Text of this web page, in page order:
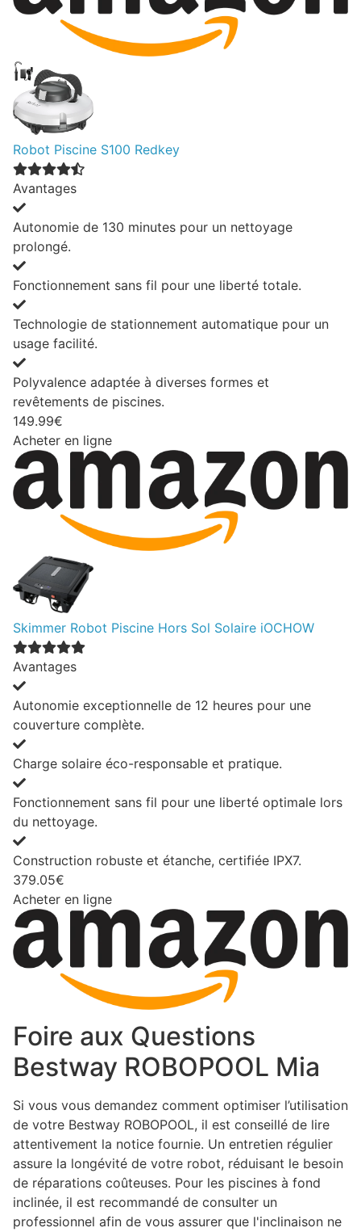
Robot Piscine S100 Redkey
Avantages
Autonomie de 130 minutes pour un nettoyage
prolongé.
Fonctionnement sans fil pour une liberté totale.
Technologie de stationnement automatique pour un
usage facilité.
Polyvalence adaptée à diverses formes et
revêtements de piscines.
149.99€
Acheter en ligne
Skimmer Robot Piscine Hors Sol Solaire iOCHOW
Avantages
Autonomie exceptionnelle de 12 heures pour une
couverture complète.
Charge solaire éco-responsable et pratique.
Fonctionnement sans fil pour une liberté optimale lors
du nettoyage.
Construction robuste et étanche, certifiée IPX7.
379.05€
Acheter en ligne
Foire aux Questions
Bestway ROBOPOOL Mia
Si vous vous demandez comment optimiser l’utilisation
de votre Bestway ROBOPOOL, il est conseillé de lire
attentivement la notice fournie. Un entretien régulier
assure la longévité de votre robot, réduisant le besoin
de réparations coûteuses. Pour les piscines à fond
inclinée, il est recommandé de consulter un
professionnel afin de vous assurer que l'inclinaison ne